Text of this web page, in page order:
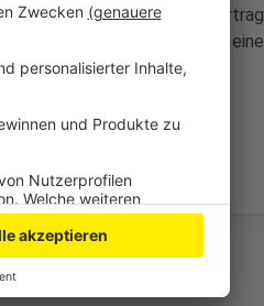
Oktober ohne
angekündigt und auch